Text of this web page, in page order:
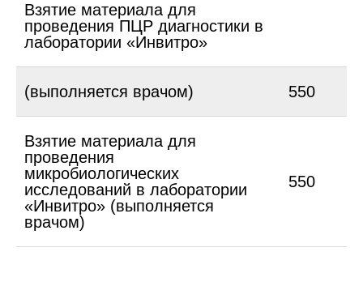
Взятие материала для
проведения ПЦР диагностики в
лаборатории «Инвитро»
(выполняется врачом) 550
Взятие материала для
проведения
микробиологических
исследований в лаборатории
«Инвитро» (выполняется
врачом)
550